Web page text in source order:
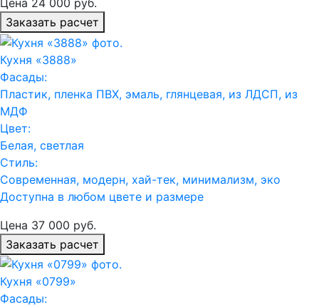
Цена 24 000 руб.
Заказать расчет
Кухня «3888»
Фасады:
Пластик, пленка ПВХ, эмаль, глянцевая, из ЛДСП, из
МДФ
Цвет:
Белая, светлая
Стиль:
Современная, модерн, хай-тек, минимализм, эко
Доступна в любом цвете и размере
Цена 37 000 руб.
Заказать расчет
Кухня «0799»
Фасады: